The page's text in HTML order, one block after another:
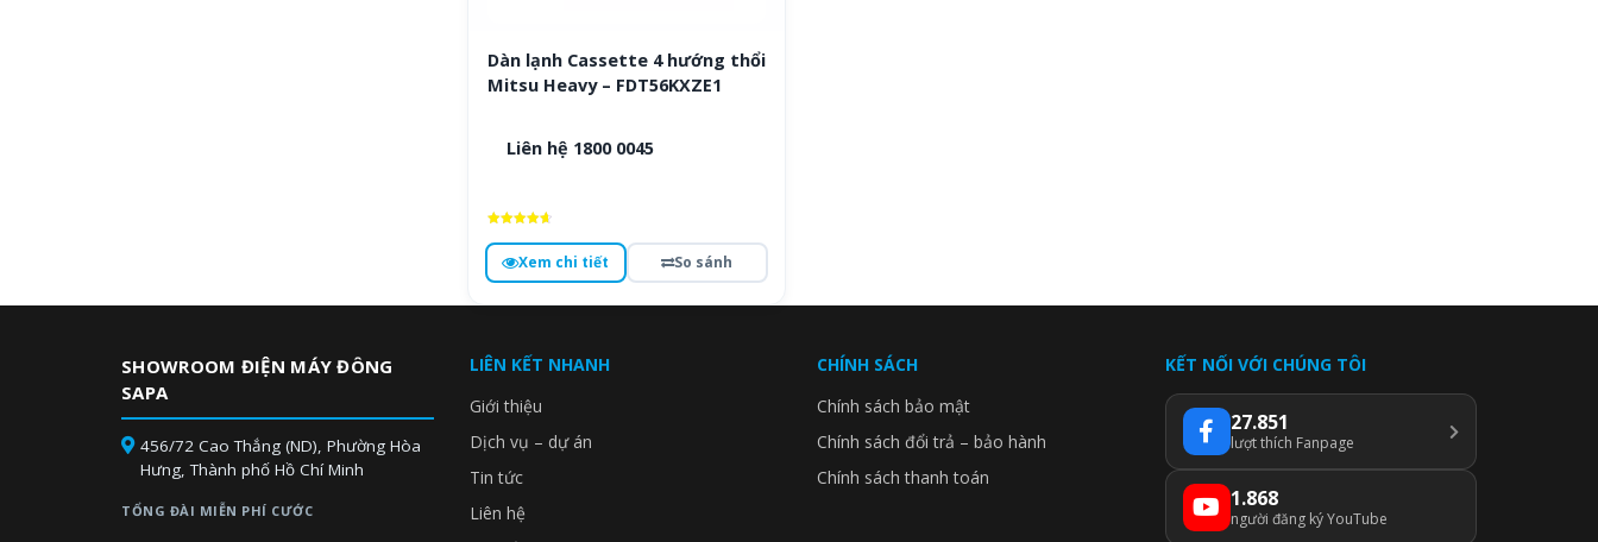
Dàn lạnh Cassette 4 hướng thổi
Mitsu Heavy – FDT56KXZE1
Liên hệ 1800 0045
hạng
4.8
5 saoXem chi tiết So sánh
SHOWROOM ĐIỆN MÁY ĐÔNG
SAPA
456/72 Cao Thắng (ND), Phường Hòa
Hưng, Thành phố Hồ Chí Minh
TỔNG ĐÀI MIỄN PHÍ CƯỚC
LIÊN KẾT NHANH
Giới thiệu
Dịch vụ – dự án
Tin tức
Liên hệ
CHÍNH SÁCH
Chính sách bảo mật
Chính sách đổi trả – bảo hành
Chính sách thanh toán
KẾT NỐI VỚI CHÚNG TÔI
27.851
lượt thích Fanpage
1.868
người đăng ký YouTube